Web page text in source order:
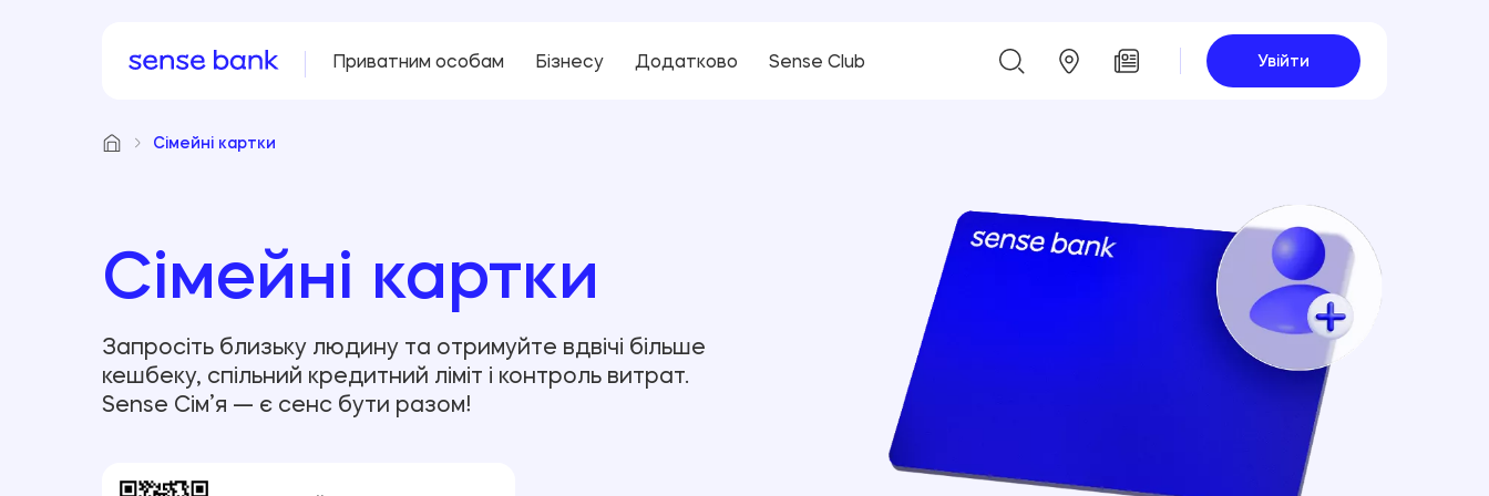
Приватним особам Бізнесу Додатково Sense Club Увійти
Сімейні картки
Сімейні картки
Запросіть близьку людину та отримуйте вдвічі більше
кешбеку, спільний кредитний ліміт і контроль витрат.
Sense Сім’я — є сенс бути разом!